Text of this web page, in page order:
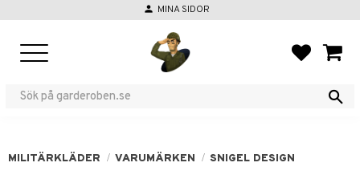
person MINA SIDOR
MILITÄRKLÄDER VARUMÄRKEN SNIGEL DESIGN